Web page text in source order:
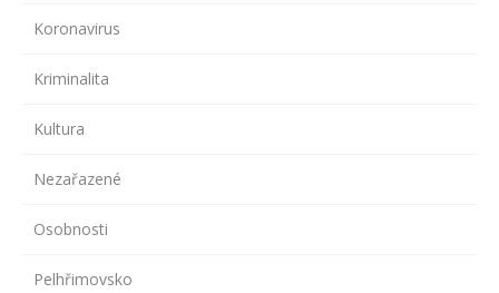
Koronavirus
Kriminalita
Kultura
Nezařazené
Osobnosti
Pelhřimovsko